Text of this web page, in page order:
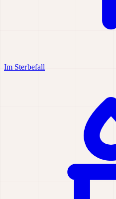
Im Sterbefall